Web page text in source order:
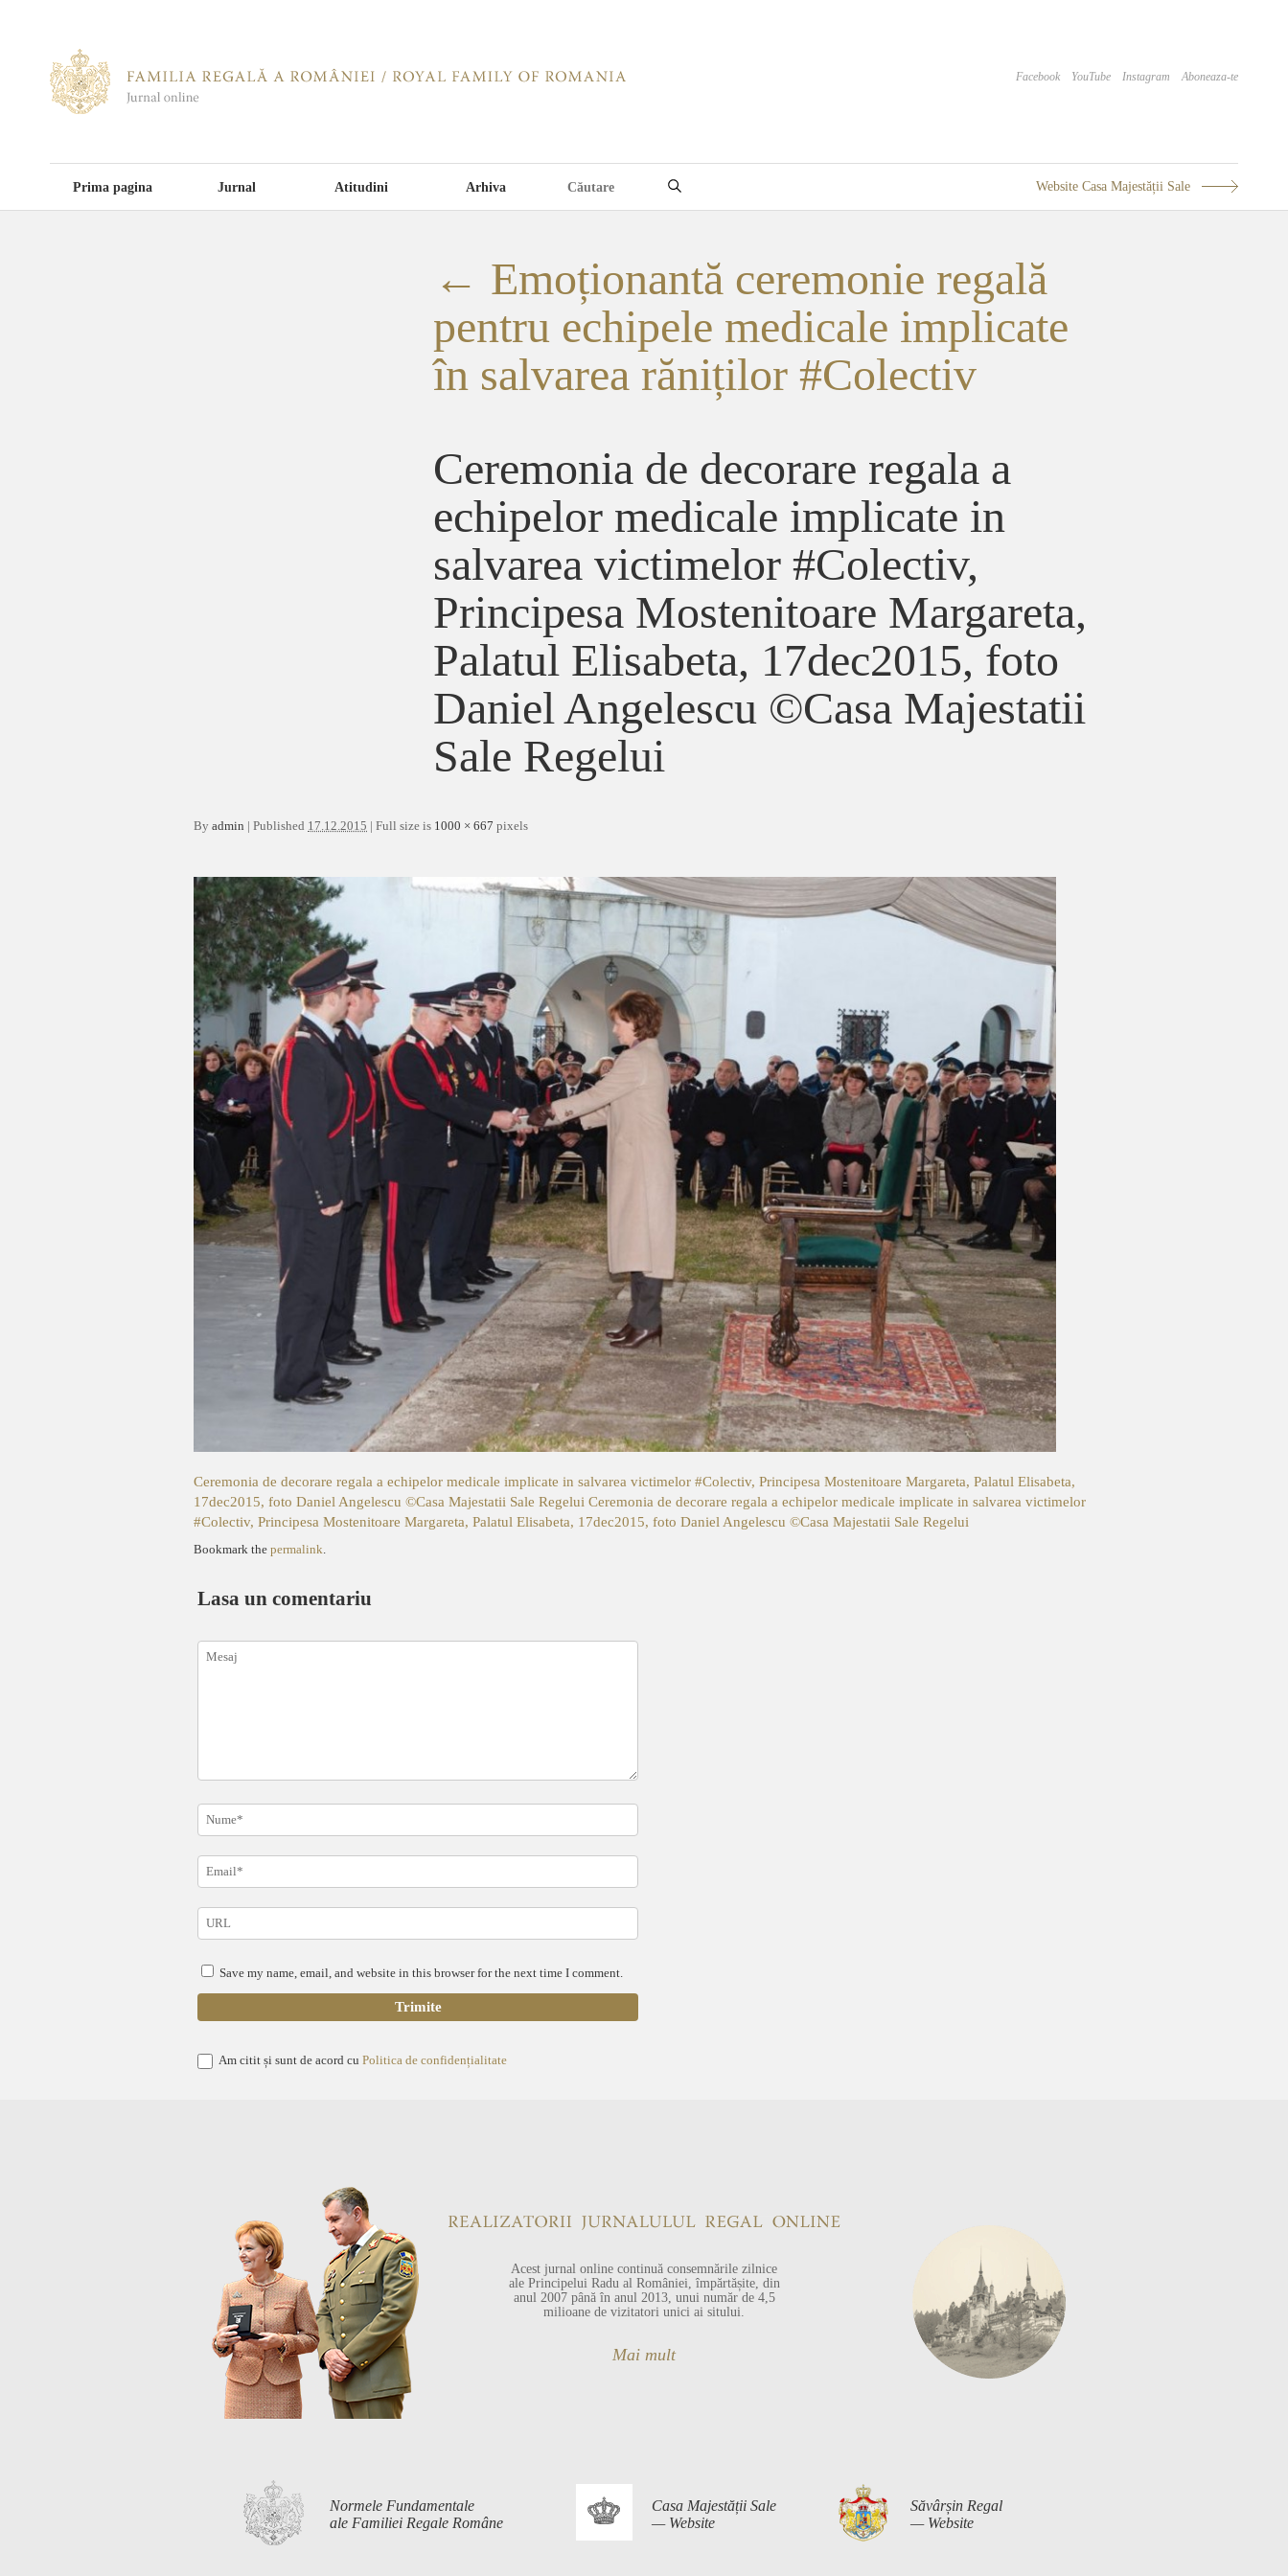
Facebook YouTube Instagram Aboneaza-te
Prima pagina Jurnal Atitudini Arhiva Website Casa Majestății Sale
← Emoționantă ceremonie regală
pentru echipele medicale implicate
în salvarea răniților #Colectiv
Ceremonia de decorare regala a
echipelor medicale implicate in
salvarea victimelor #Colectiv,
Principesa Mostenitoare Margareta,
Palatul Elisabeta, 17dec2015, foto
Daniel Angelescu ©Casa Majestatii
Sale Regelui
By admin | Published 17.12.2015 | Full size is 1000 × 667 pixels
Ceremonia de decorare regala a echipelor medicale implicate in salvarea victimelor #Colectiv, Principesa Mostenitoare Margareta, Palatul Elisabeta,
17dec2015, foto Daniel Angelescu ©Casa Majestatii Sale Regelui Ceremonia de decorare regala a echipelor medicale implicate in salvarea victimelor
#Colectiv, Principesa Mostenitoare Margareta, Palatul Elisabeta, 17dec2015, foto Daniel Angelescu ©Casa Majestatii Sale Regelui
Bookmark the permalink
Lasa un comentariu
Save my name, email, and website in this browser for the next time I comment.
Am citit și sunt de acord cu Politica de confidențialitate
Acest jurnal online continuă consemnările zilnice
ale Principelui Radu al României, împărtășite, din
anul 2007 până în anul 2013, unui număr de 4,5
milioane de vizitatori unici ai sitului.
Mai mult
Normele Fundamentale
ale Familiei Regale Române
Casa Majestății Sale
— Website
Săvârșin Regal
— Website